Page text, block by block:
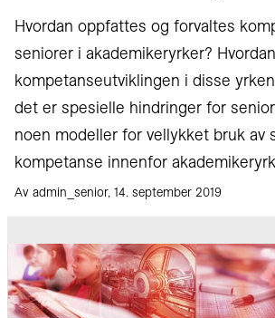
Hvordan oppfattes og forvaltes
seniorer i akademikeryrker?
kompetanseutviklingen i disse
det er spesielle hindringer for
noen modeller for vellykket bruk av
kompetanse innenfor
Av admin_senior, 14. september 2019